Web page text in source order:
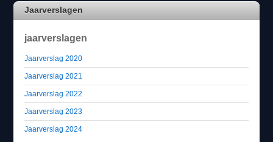
Jaarverslagen
jaarverslagen
Jaarverslag 2020
Jaarverslag 2021
Jaarverslag 2022
Jaarverslag 2023
Jaarverslag 2024